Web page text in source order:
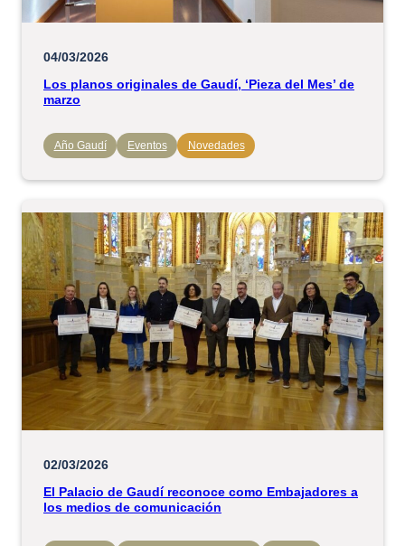
04/03/2026
Los planos originales de Gaudí, ‘Pieza del Mes’ de
marzo
Año Gaudí Eventos Novedades
02/03/2026
El Palacio de Gaudí reconoce como Embajadores a
los medios de comunicación